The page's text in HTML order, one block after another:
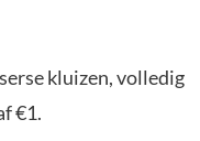
kluizen, volledig
€1.